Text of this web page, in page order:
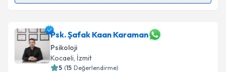
için bir takvim hazırlandığında e-posta ile
bilgilendireceğiz.
E-posta Adresiniz
Psk. Şafak Kaan Karaman
Psikoloji
Kocaeli, İzmit
5 (15 Değerlendirme)